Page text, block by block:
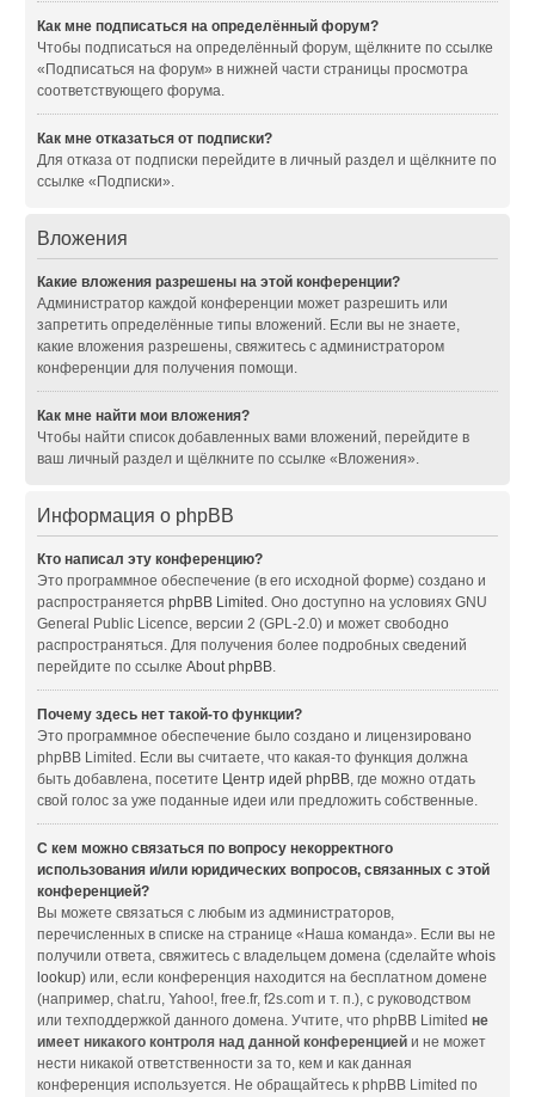
Как мне подписаться на определённый форум?
Чтобы подписаться на определённый форум, щёлкните по ссылке
«Подписаться на форум» в нижней части страницы просмотра
соответствующего форума.
Как мне отказаться от подписки?
Для отказа от подписки перейдите в личный раздел и щёлкните по
ссылке «Подписки».
Вложения
Какие вложения разрешены на этой конференции?
Администратор каждой конференции может разрешить или
запретить определённые типы вложений. Если вы не знаете,
какие вложения разрешены, свяжитесь с администратором
конференции для получения помощи.
Как мне найти мои вложения?
Чтобы найти список добавленных вами вложений, перейдите в
ваш личный раздел и щёлкните по ссылке «Вложения».
Информация о phpBB
Кто написал эту конференцию?
Это программное обеспечение (в его исходной форме) создано и
распространяетсяphpBB Limited . Оно доступно на условиях GNU
General Public Licence, версии 2 (GPL-2.0) и может свободно
распространяться. Для получения более подробных сведений
перейдите по ссылкеAbout phpBB.
Почему здесь нет такой-то функции?
Это программное обеспечение было создано и лицензировано
phpBB Limited. Если вы считаете, что какая-то функция должна
быть добавлена, посетите Центр идей phpBB, где можно отдать
свой голос за уже поданные идеи или предложить собственные.
С кем можно связаться по вопросу некорректного
использования и/или юридических вопросов, связанных с этой
конференцией?
Вы можете связаться с любым из администраторов,
перечисленных в списке на странице «Наша команда». Если вы не
получили ответа, свяжитесь с владельцем домена (сделайтеwhois
lookup) или, если конференция находится на бесплатном домене
(например, chat.ru, Yahoo!, free.fr, f2s.com и т. п.), с руководством
или техподдержкой данного домена. Учтите, что phpBB Limitedне
имеет никакого контроля над данной конференцией и не может
нести никакой ответственности за то, кем и как данная
конференция используется. Не обращайтесь к phpBB Limited по